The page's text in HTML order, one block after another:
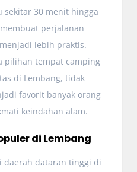
sekitar 30 menit hingga
perjalanan
lebih praktis.
pilihan tempat camping
di Lembang, tidak
favorit banyak orang
keindahan alam.
di Lembang
daerah dataran tinggi di